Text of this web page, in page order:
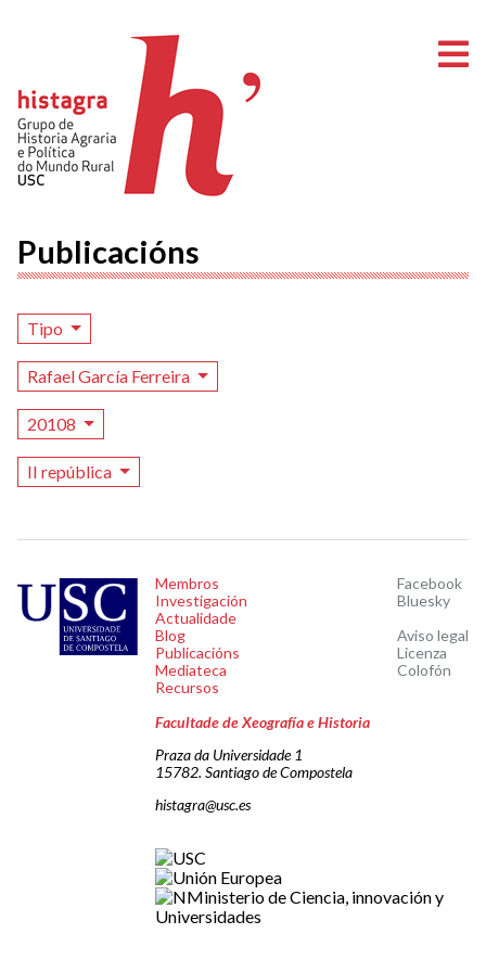
Publicacións
Tipo
Rafael García Ferreira
20108
II república
Membros
Investigación
Actualidade
Blog
Publicacións
Mediateca
Recursos
Facebook
Bluesky
Aviso legal
Licenza
Colofón
Facultade de Xeografía e Historia
Praza da Universidade 1
15782. Santiago de Compostela
histagra@usc.es